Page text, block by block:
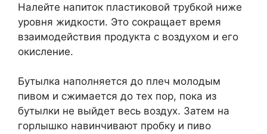
Налейте напиток пластиковой трубкой ниже
уровня жидкости. Это сокращает время
взаимодействия продукта с воздухом и его
окисление.
Бутылка наполняется до плеч молодым
пивом и сжимается до тех пор, пока из
бутылки не выйдет весь воздух. Затем на
горлышко навинчивают пробку и пиво